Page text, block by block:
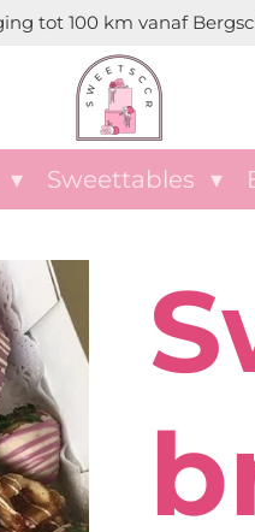
tot 100 km vanaf
Sweettables